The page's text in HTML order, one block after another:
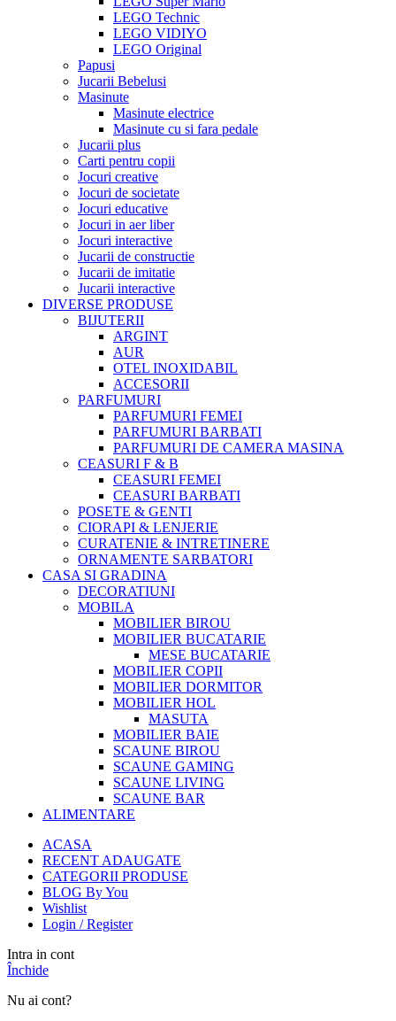
LEGO Technic
LEGO VIDIYO
LEGO Original
Papusi
Jucarii Bebelusi
Masinute
Masinute electrice
Masinute cu si fara pedale
Jucarii plus
Carti pentru copii
Jocuri creative
Jocuri de societate
Jocuri educative
Jocuri in aer liber
Jocuri interactive
Jucarii de constructie
Jucarii de imitatie
Jucarii interactive
DIVERSE PRODUSE
BIJUTERII
ARGINT
AUR
OTEL INOXIDABIL
ACCESORII
PARFUMURI
PARFUMURI FEMEI
PARFUMURI BARBATI
PARFUMURI DE CAMERA MASINA
CEASURI F & B
CEASURI FEMEI
CEASURI BARBATI
POSETE & GENTI
CIORAPI & LENJERIE
CURATENIE & INTRETINERE
ORNAMENTE SARBATORI
CASA SI GRADINA
DECORATIUNI
MOBILA
MOBILIER BIROU
MOBILIER BUCATARIE
MESE BUCATARIE
MOBILIER COPII
MOBILIER DORMITOR
MOBILIER HOL
MASUTA
MOBILIER BAIE
SCAUNE BIROU
SCAUNE GAMING
SCAUNE LIVING
SCAUNE BAR
ALIMENTARE
ACASA
RECENT ADAUGATE
CATEGORII PRODUSE
BLOG By You
Wishlist
Login / Register
Intra in cont
Închide
Nu ai cont?